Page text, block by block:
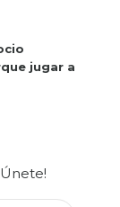
jugar a